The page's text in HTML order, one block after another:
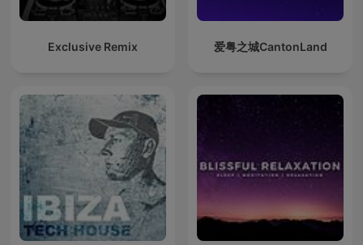
Exclusive Remix 爱粤之城CantonLand